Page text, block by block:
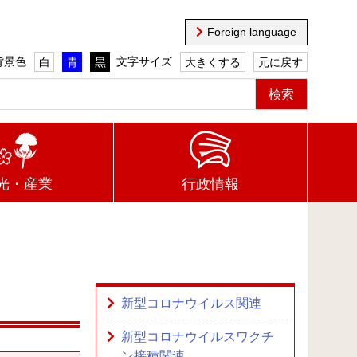
Foreign language
景色 白 青 黒 文字サイズ 大きくする 元に戻す
・産業 行政情報
新型コロナウイルス関連
新型コロナウイルスワクチ